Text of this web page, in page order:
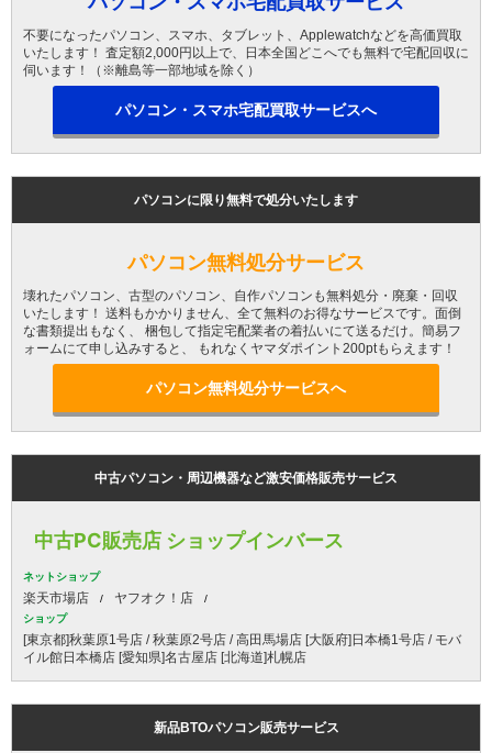
不要になったパソコン、スマホ、タブレット、Applewatchなどを高価買取
いたします！ 査定額2,000円以上で、日本全国どこへでも無料で宅配回収に
伺います！（※離島等一部地域を除く）
パソコン・スマホ宅配買取サービスへ
パソコンに限り無料で処分いたします
パソコン無料処分サービス
壊れたパソコン、古型のパソコン、自作パソコンも無料処分・廃棄・回収
いたします！ 送料もかかりません、全て無料のお得なサービスです。面倒
な書類提出もなく、 梱包して指定宅配業者の着払いにて送るだけ。簡易フ
ォームにて申し込みすると、 もれなくヤマダポイント200ptもらえます！
パソコン無料処分サービスへ
中古パソコン・周辺機器など激安価格販売サービス
中古PC販売店 ショップインバース
ネットショップ
楽天市場店 ヤフオク！店
ショップ
[東京都]秋葉原1号店 / 秋葉原2号店 / 高田馬場店 [大阪府]日本橋1号店 / モバ
イル館日本橋店 [愛知県]名古屋店 [北海道]札幌店
新品BTOパソコン販売サービス